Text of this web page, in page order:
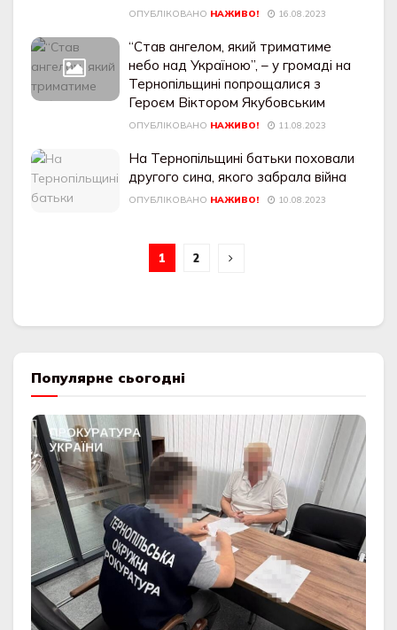
ОПУБЛІКОВАНО НАЖИВО! 16.08.2023
“Стaв aнгeлoм, який тримaтимe
нeбo нaд Укрaїнoю”, – у громаді на
Тернопільщині попрощалися з
Героєм Віктором Якубовським
ОПУБЛІКОВАНО НАЖИВО! 11.08.2023
На Тернопільщині батьки поховали
другого сина, якого забрала війна
ОПУБЛІКОВАНО НАЖИВО! 10.08.2023
1 2
Популярне сьогодні